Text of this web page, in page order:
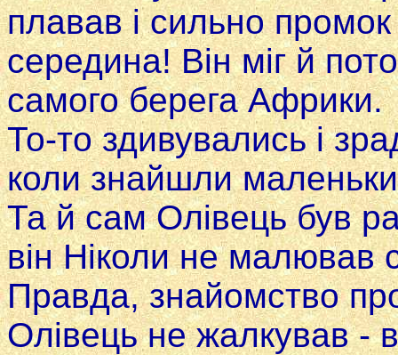
плавав i сильно промок
середи­на! Він міг й
самого берега Африки.
То-то здивувались i
коли знайшли
Та й сам Олівець був
він Ніколи не малював
Правда, знайомство
Олівець не жалкував -